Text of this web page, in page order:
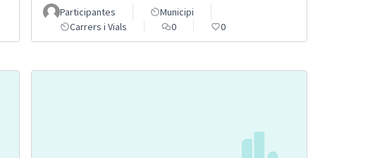
Participantes
Municipi
Carrers i Vials
0 0